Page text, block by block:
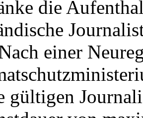
die
einer
gültigen